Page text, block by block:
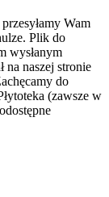
Wam
Plik do
wysłanym
na naszej stronie
do
(zawsze w